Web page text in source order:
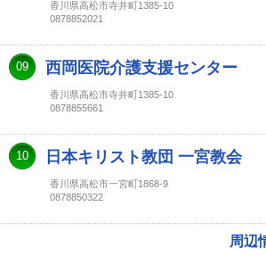
香川県高松市寺井町1385-10
0878852021
09 西岡医院介護支援センター
香川県高松市寺井町1385-10
0878855661
10 日本キリスト教団 一宮教会
香川県高松市一宮町1868-9
0878850322
周辺